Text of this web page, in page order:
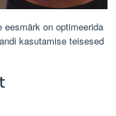
on optimeerida
kasutamise teisesed